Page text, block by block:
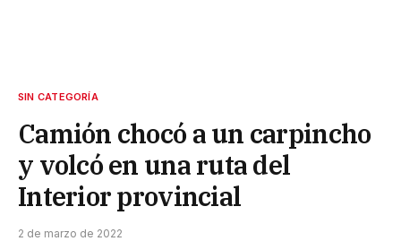
SIN CATEGORÍA
Camión chocó a un carpincho
y volcó en una ruta del
Interior provincial
2 de marzo de 2022